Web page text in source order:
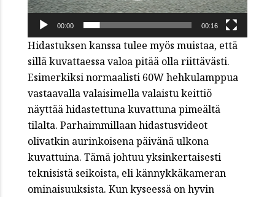
00:00 00:16
Hidastuksen kanssa tulee myös muistaa, että
sillä kuvattaessa valoa pitää olla riittävästi.
Esimerkiksi normaalisti 60W hehkulamppua
vastaavalla valaisimella valaistu keittiö
näyttää hidastettuna kuvattuna pimeältä
tilalta. Parhaimmillaan hidastusvideot
olivatkin aurinkoisena päivänä ulkona
kuvattuina. Tämä johtuu yksinkertaisesti
teknisistä seikoista, eli kännykkäkameran
ominaisuuksista. Kun kyseessä on hyvin